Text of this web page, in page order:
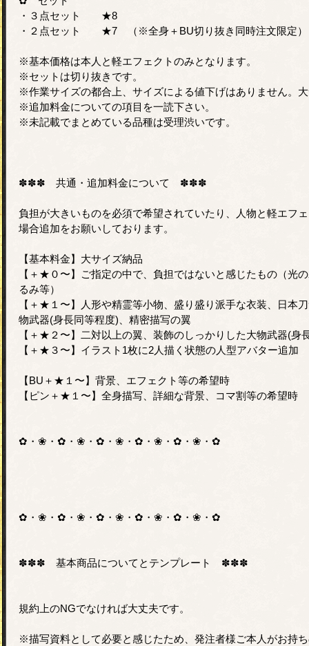
・３点セット ★8
・２点セット ★7 （※全身＋BU切り抜き同時注文限定）
※基本価格は本人と軽エフェクトのみとなります。
※セットは切り抜きです。
※作業サイズの都合上、サイズによる値下げはありません。
※追加料金についての項目を一読下さい。
※未記載でまとめている品種は受理渋いです。
✽✽✽ 共通・追加料金について ✽✽✽
負担が大きいものを必須で希望されていたり、人物と軽エフ
場合追加をお願いしております。
【基本料金】大サイズ納品
【＋★０〜】ご指定の中で、負担ではないと感じたもの（光
るみ等）
【＋★１〜】人形や精霊等小物、盛り盛り派手な衣装、日本
物武器(身長同等程度)、精密描写の翼
【＋★２〜】二対以上の翼、装飾のしっかりした大物武器(身
【＋★３〜】イラスト1枚に2人描く状態の人型アバター追加
【BU＋★１〜】背景、エフェクト等の希望時
【ピン＋★１〜】全身描写、詳細な背景、コマ割等の希望時
✿・❀・✿・❀・✿・❀・✿・❀・✿・❀・✿
✿・❀・✿・❀・✿・❀・✿・❀・✿・❀・✿
✽✽✽ 基本商品についてとテンプレート ✽✽✽
規約上のNGでなければ大丈夫です。
※描写資料として必要と感じたため、発注者様ご本人がお持